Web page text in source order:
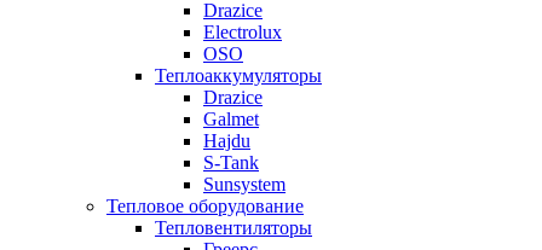
Drazice
Electrolux
OSO
Теплоаккумуляторы
Drazice
Galmet
Hajdu
S-Tank
Sunsystem
Тепловое оборудование
Тепловентиляторы